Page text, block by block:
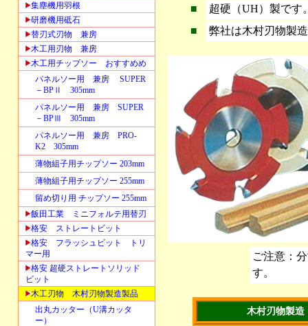
集塵機用羽根
研磨機用砥石
替刃式刃物 兼房
木工用刃物 兼房
木工用チップソー おすすめめ
パネルソー用 兼房 SUPER
－BPⅡ 305mm
パネルソー用 兼房 SUPER
－BPⅢ 305mm
パネルソー用 兼房 PRO-
K2 305mm
薄物組子用チップソー 203mm
薄物組子用チップソー 255mm
留め切り用 チップソー 255mm
飯田工業 ミニフォルテ用替刃
格安 ストレートビット
格安 フラッシュビット トリ
マー用
格安 超硬ストレートソリッド
ビット
木工刃物 木村刃物製造製品
出丸カッター（U溝カッタ
ー）
■
超硬（UH）製です
■
弊社は木村刃物製
ご注意：
す。
木村刃物製